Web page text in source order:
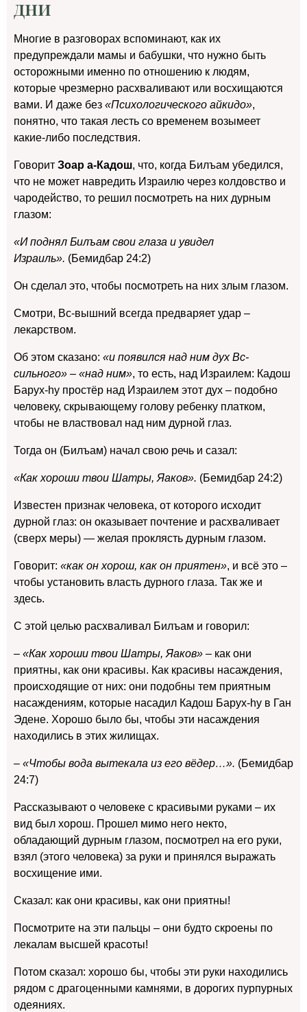
дни
Многие в разговорах вспоминают, как их
предупреждали мамы и бабушки, что нужно быть
осторожными именно по отношению к людям,
которые чрезмерно расхваливают или восхищаются
вами. И даже без «Психологического айкидо»,
понятно, что такая лесть со временем возымеет
какие-либо последствия.
Говорит Зоар а-Кадош, что, когда Билъам убедился,
что не может навредить Израилю через колдовство и
чародейство, то решил посмотреть на них дурным
глазом:
«И поднял Билъам свои глаза и увидел
Израиль». (Бемидбар 24:2)
Он сделал это, чтобы посмотреть на них злым глазом.
Смотри, Вс-вышний всегда предваряет удар –
лекарством.
Об этом сказано: «и появился над ним дух Вс-
сильного» – «над ним», то есть, над Израилем: Кадош
Барух-hу простёр над Израилем этот дух – подобно
человеку, скрывающему голову ребенку платком,
чтобы не властвовал над ним дурной глаз.
Тогда он (Билъам) начал свою речь и сазал:
«Как хороши твои Шатры, Яаков». (Бемидбар 24:2)
Известен признак человека, от которого исходит
дурной глаз: он оказывает почтение и расхваливает
(сверх меры) — желая проклясть дурным глазом.
Говорит: «как он хорош, как он приятен», и всё это –
чтобы установить власть дурного глаза. Так же и
здесь.
С этой целью расхваливал Билъам и говорил:
– «Как хороши твои Шатры, Яаков» – как они
приятны, как они красивы. Как красивы насаждения,
происходящие от них: они подобны тем приятным
насаждениям, которые насадил Кадош Барух-hy в Ган
Эдене. Хорошо было бы, чтобы эти насаждения
находились в этих жилищах.
– «Чтобы вода вытекала из его вёдер…». (Бемидбар
24:7)
Рассказывают о человеке с красивыми руками – их
вид был хорош. Прошел мимо него некто,
обладающий дурным глазом, посмотрел на его руки,
взял (этого человека) за руки и принялся выражать
восхищение ими.
Сказал: как они красивы, как они приятны!
Посмотрите на эти пальцы – они будто скроены по
лекалам высшей красоты!
Потом сказал: хорошо бы, чтобы эти руки находились
рядом с драгоценными камнями, в дорогих пурпурных
одеяниях.